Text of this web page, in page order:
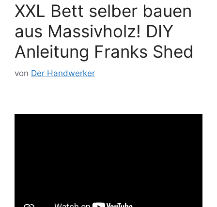
XXL Bett selber bauen
aus Massivholz! DIY
Anleitung Franks Shed
von Der Handwerker